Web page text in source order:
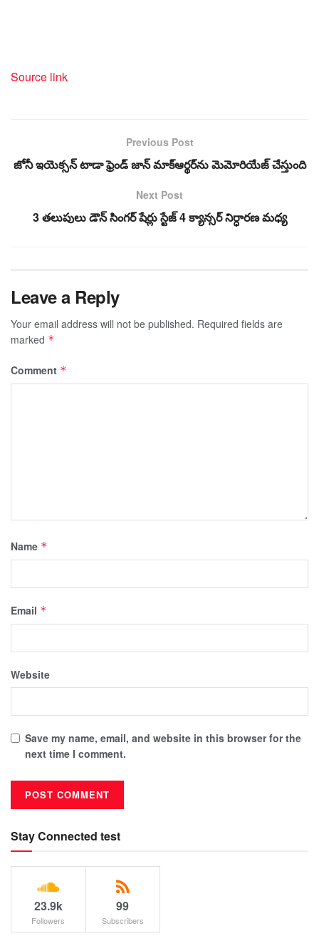
Source link
Previous Post
జోనీ ఇయెక్సన్ టాడా ఫ్రెండ్ జాన్ మాక్‌ఆర్థర్‌ను మెమోరియేజ్ చేస్తుంది
Next Post
3 తలుపులు డౌన్ సింగర్ షేర్లు స్టేజ్ 4 క్యాన్సర్ నిర్ధారణ మధ్య
Leave a Reply
Your email address will not be published. Required fields are
marked *
Comment *
Name *
Email *
Website
Save my name, email, and website in this browser for the
next time I comment.
Stay Connected test
23.9k
Followers
99
Subscribers